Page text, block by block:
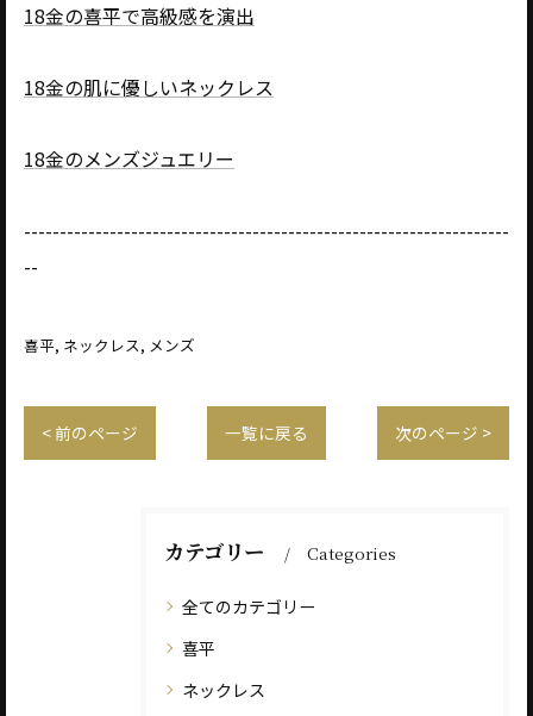
18金の喜平で高級感を演出
18金の肌に優しいネックレス
18金のメンズジュエリー
--------------------------------------------------------------------
--
喜平 ネックレス メンズ
< 前のページ 一覧に戻る 次のページ >
カテゴリー Categories
全てのカテゴリー
喜平
ネックレス